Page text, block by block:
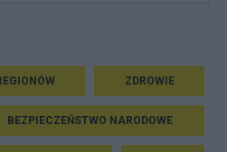
ZDROWIE
BEZPIECZEŃSTWO NARODOWE